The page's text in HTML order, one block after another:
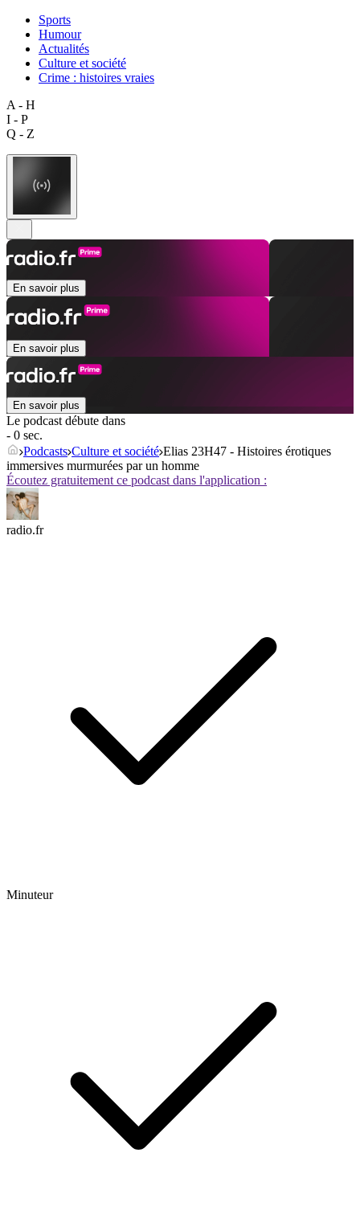
Sports
Humour
Actualités
Culture et société
Crime : histoires vraies
A - H
I - P
Q - Z
En savoir plus
En savoir plus
En savoir plus
Le podcast débute dans
- 0 sec.
Podcasts Culture et société Elias 23H47 - Histoires érotiques
immersives murmurées par un homme
Écoutez gratuitement ce podcast dans l'application :
radio.fr
Minuteur